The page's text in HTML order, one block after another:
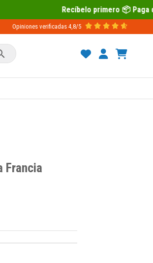
Recíbelo primero 📦 Paga después con
Opiniones verificadas 4,8/5
Francia